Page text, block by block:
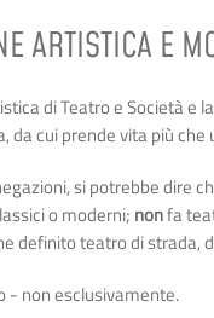
ARTISTICA E
di Teatro e Società e
da cui prende vita più
si potrebbe dire
o moderni; nonfa
definito teatro di strada,
- non esclusivamente.